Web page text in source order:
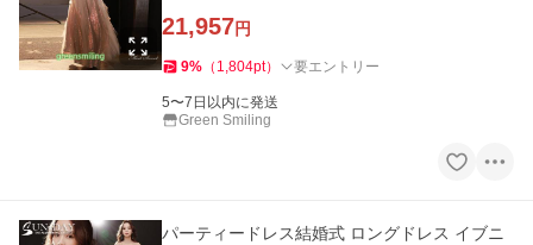
21,957円
9% （ 1,804pt） 要エントリー
5〜7日以内に発送
Green Smiling
パーティードレス結婚式 ロングドレス イブニ